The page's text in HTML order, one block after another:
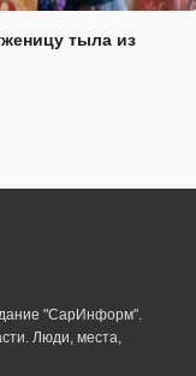
тыла из
"СарИнформ".
Люди, места,